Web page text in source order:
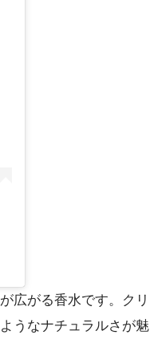
広がる香水です。クリ
うなナチュラルさが魅